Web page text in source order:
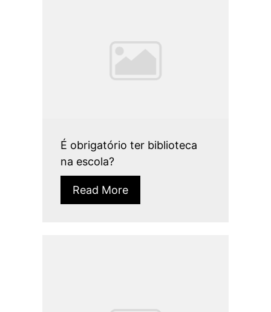
É obrigatório ter biblioteca
na escola?
Read More